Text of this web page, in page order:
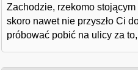
Zachodzie, rzekomo
skoro nawet nie przyszło Ci
próbować pobić na ulicy za